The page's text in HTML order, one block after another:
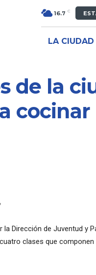
16.7 C
LA CIUDAD
de la
cocinar
Dirección de Juventud y
clases que